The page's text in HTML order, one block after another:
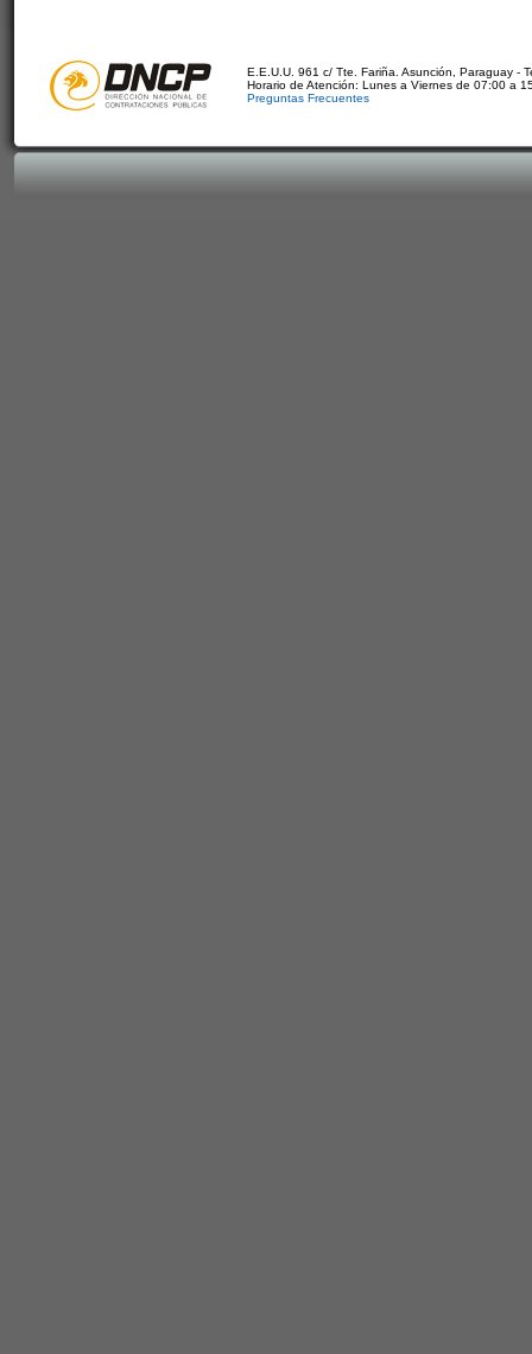
E.E.U.U. 961 c/ Tte. Fariña. Asunción, Paraguay -
Horario de Atención: Lunes a Viernes de 07:00 a
Preguntas Frecuentes